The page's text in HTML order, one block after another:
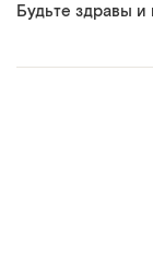
Будьте здравы и